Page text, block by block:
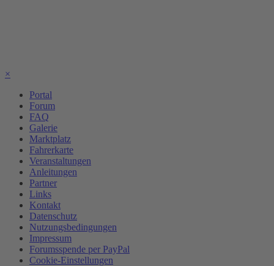
×
Portal
Forum
FAQ
Galerie
Marktplatz
Fahrerkarte
Veranstaltungen
Anleitungen
Partner
Links
Kontakt
Datenschutz
Nutzungsbedingungen
Impressum
Forumsspende per PayPal
Cookie-Einstellungen